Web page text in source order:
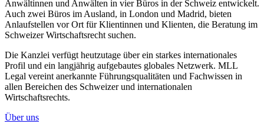
Anwältinnen und Anwälten in vier Büros in der Schweiz entwickelt.
Auch zwei Büros im Ausland, in London und Madrid, bieten
Anlaufstellen vor Ort für Klientinnen und Klienten, die Beratung im
Schweizer Wirtschaftsrecht suchen.
Die Kanzlei verfügt heutzutage über ein starkes internationales
Profil und ein langjährig aufgebautes globales Netzwerk. MLL
Legal vereint anerkannte Führungsqualitäten und Fachwissen in
allen Bereichen des Schweizer und internationalen
Wirtschaftsrechts.
Über uns